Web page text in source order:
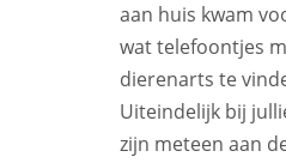
aan huis kwam
wat telefoontjes
dierenarts te
Uiteindelijk bij
zijn meteen aan